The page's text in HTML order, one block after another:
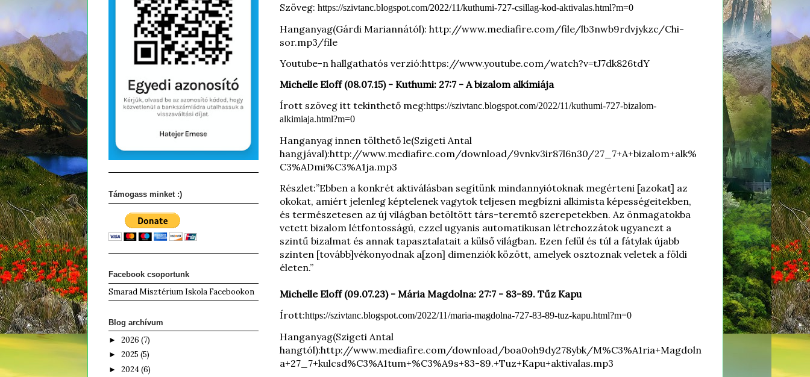
Szöveg: https://szivtanc.blogspot.com/2022/11/kuthumi-727-csillag-kod-aktivalas.html?m=0
Hanganyag(Gárdi Mariannától): http://www.mediafire.com/file/lb3nwb9rdvjykzc/Chi-
sor.mp3/file
Youtube-n hallgathatós verzió:https://www.youtube.com/watch?v=tJ7dk826tdY
Michelle Eloff (08.07.15) - Kuthumi: 27:7 - A bizalom alkímiája
Írott szöveg itt tekinthető meg:https://szivtanc.blogspot.com/2022/11/kuthumi-727-bizalom-
alkimiaja.html?m=0
Hanganyag innen tölthető le(Szigeti Antal
hangjával):http://www.mediafire.com/download/9vnkv3ir87l6n30/27_7+A+bizalom+alk%
C3%ADmi%C3%A1ja.mp3
Részlet:”Ebben a konkrét aktiválásban segítünk mindannyiótoknak megérteni [azokat] az
okokat, amiért jelenleg képtelenek vagytok teljesen megbízni alkimista képességeitekben,
és természetesen az új világban betöltött társ-teremtő szerepetekben. Az önmagatokba
vetett bizalom létfontosságú, ezzel ugyanis automatikusan létrehozzátok ugyanezt a
szintű bizalmat és annak tapasztalatait a külső világban. Ezen felül és túl a fátylak újabb
szinten [tovább]vékonyodnak a[zon] dimenziók között, amelyek osztoznak veletek a földi
életen.”
Michelle Eloff (09.07.23) - Mária Magdolna: 27:7 - 83-89. Tűz Kapu
Írott:https://szivtanc.blogspot.com/2022/11/maria-magdolna-727-83-89-tuz-kapu.html?m=0
Hanganyag(Szigeti Antal
hangtól):http://www.mediafire.com/download/boa0oh9dy278ybk/M%C3%A1ria+Magdoln
a+27_7+kulcsd%C3%A1tum+%C3%A9s+83-89.+Tuz+Kapu+aktivalas.mp3
Támogass minket :)
Facebook csoportunk
Smarad Misztérium Iskola Facebookon
Blog archívum
► 2026 (7)
► 2025 (5)
► 2024(6)